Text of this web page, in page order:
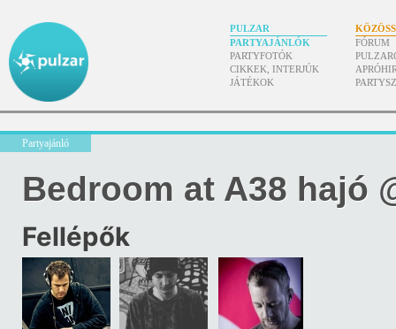
PULZAR
PARTYAJÁNLÓK
PARTYFOTÓK
CIKKEK, INTERJÚK
JÁTÉKOK
FÓRUM
Partyajánló
Bedroom at A38 hajó
Fellépők